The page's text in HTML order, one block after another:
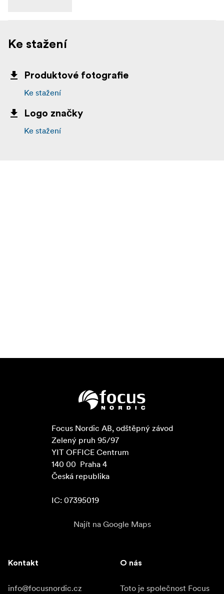
Ke stažení
Produktové fotografie
Ke stažení
Logo značky
Ke stažení
Focus Nordic AB, odštěpný závod
Zelený pruh 95/97
YIT OFFICE Centrum
140 00  Praha 4
Česká republika
IC: 07395019
Najít na Google Maps
Kontakt
info@focusnordic.cz
O nás
Toto je společnost Focus